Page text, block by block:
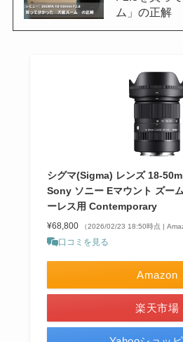
ム」の正解
シグマ(Sigma) レンズ 18-
Sony ソニー Eマウント ズー
ーレス用 Contemporary
¥68,800 （2026/02/23 18:50時点 |
口コミを見る
Amazon
楽天市場